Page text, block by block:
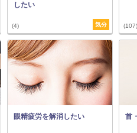
したい
(4) 気分 (107)
眼精疲労を解消したい 首